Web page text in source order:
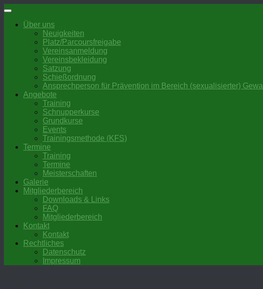
Zum
springenÜber uns
Neuigkeiten
Platz/Parcoursfreigabe
Vereinsanmeldung
Vereinsbekleidung
Satzung
Schießordnung
Ansprechperson für Prävention im Bereich (sexualisierter)
Angebote
Training
Schnupperkurse
Grundkurse
Events
Trainingsmethode (KFS)
Termine
Training
Termine
Meisterschaften
Galerie
Mitgliederbereich
Downloads & Links
FAQ
Mitgliederbereich
Kontakt
Kontakt
Rechtliches
Datenschutz
Impressum